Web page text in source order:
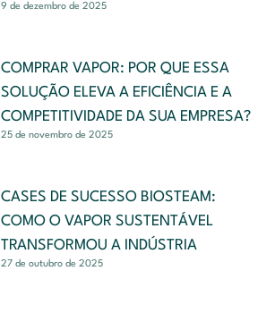
9 de dezembro de 2025
COMPRAR VAPOR: POR QUE ESSA
SOLUÇÃO ELEVA A EFICIÊNCIA E A
COMPETITIVIDADE DA SUA EMPRESA?
25 de novembro de 2025
CASES DE SUCESSO BIOSTEAM:
COMO O VAPOR SUSTENTÁVEL
TRANSFORMOU A INDÚSTRIA
27 de outubro de 2025